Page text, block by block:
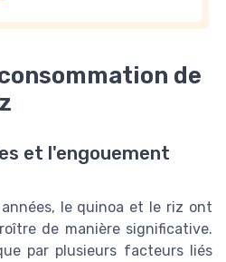
de
et l'engouement
le quinoa et le riz ont
de manière significative.
par plusieurs facteurs liés